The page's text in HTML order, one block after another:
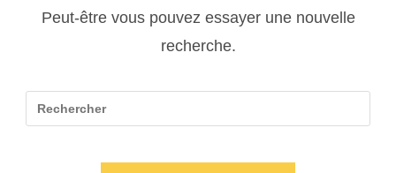
Peut-être vous pouvez essayer une nouvelle
recherche.